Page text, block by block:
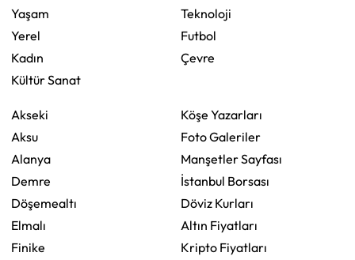
Yaşam
Yerel
Kadın
Kültür Sanat
Teknoloji
Futbol
Çevre
Akseki
Aksu
Alanya
Demre
Döşemealtı
Elmalı
Finike
Köşe Yazarları
Foto Galeriler
Manşetler Sayfası
İstanbul Borsası
Döviz Kurları
Altın Fiyatları
Kripto Fiyatları